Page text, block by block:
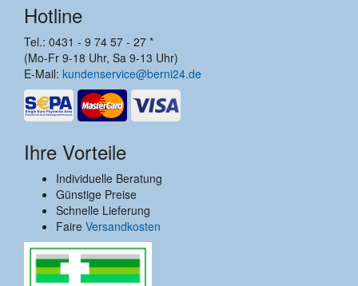
Hotline
Tel.: 0431 - 9 74 57 - 27 *
(Mo-Fr 9-18 Uhr, Sa 9-13 Uhr)
E-Mail: kundenservice@berni24.de
Ihre Vorteile
Individuelle Beratung
Günstige Preise
Schnelle Lieferung
Faire Versandkosten